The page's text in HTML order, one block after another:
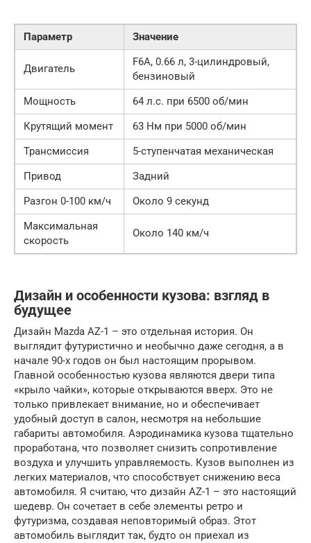
Параметр Значение
Двигатель
F6A, 0.66 л, 3-цилиндровый,
бензиновый
Мощность
64 л.с. при 6500 об/мин
Крутящий момент
63 Нм при 5000 об/мин
Трансмиссия
5-ступенчатая механическая
Привод
Задний
Разгон 0-100 км/ч
Около 9 секунд
Максимальная
скорость
Около 140 км/ч
Дизайн и особенности кузова: взгляд в
будущее
Дизайн Mazda AZ-1 – это отдельная история. Он
выглядит футуристично и необычно даже сегодня, а в
начале 90-х годов он был настоящим прорывом.
Главной особенностью кузова являются двери типа
«крыло чайки», которые открываются вверх. Это не
только привлекает внимание, но и обеспечивает
удобный доступ в салон, несмотря на небольшие
габариты автомобиля. Аэродинамика кузова тщательно
проработана, что позволяет снизить сопротивление
воздуха и улучшить управляемость. Кузов выполнен из
легких материалов, что способствует снижению веса
автомобиля. Я считаю, что дизайн AZ-1 – это настоящий
шедевр. Он сочетает в себе элементы ретро и
футуризма, создавая неповторимый образ. Этот
автомобиль выглядит так, будто он приехал из